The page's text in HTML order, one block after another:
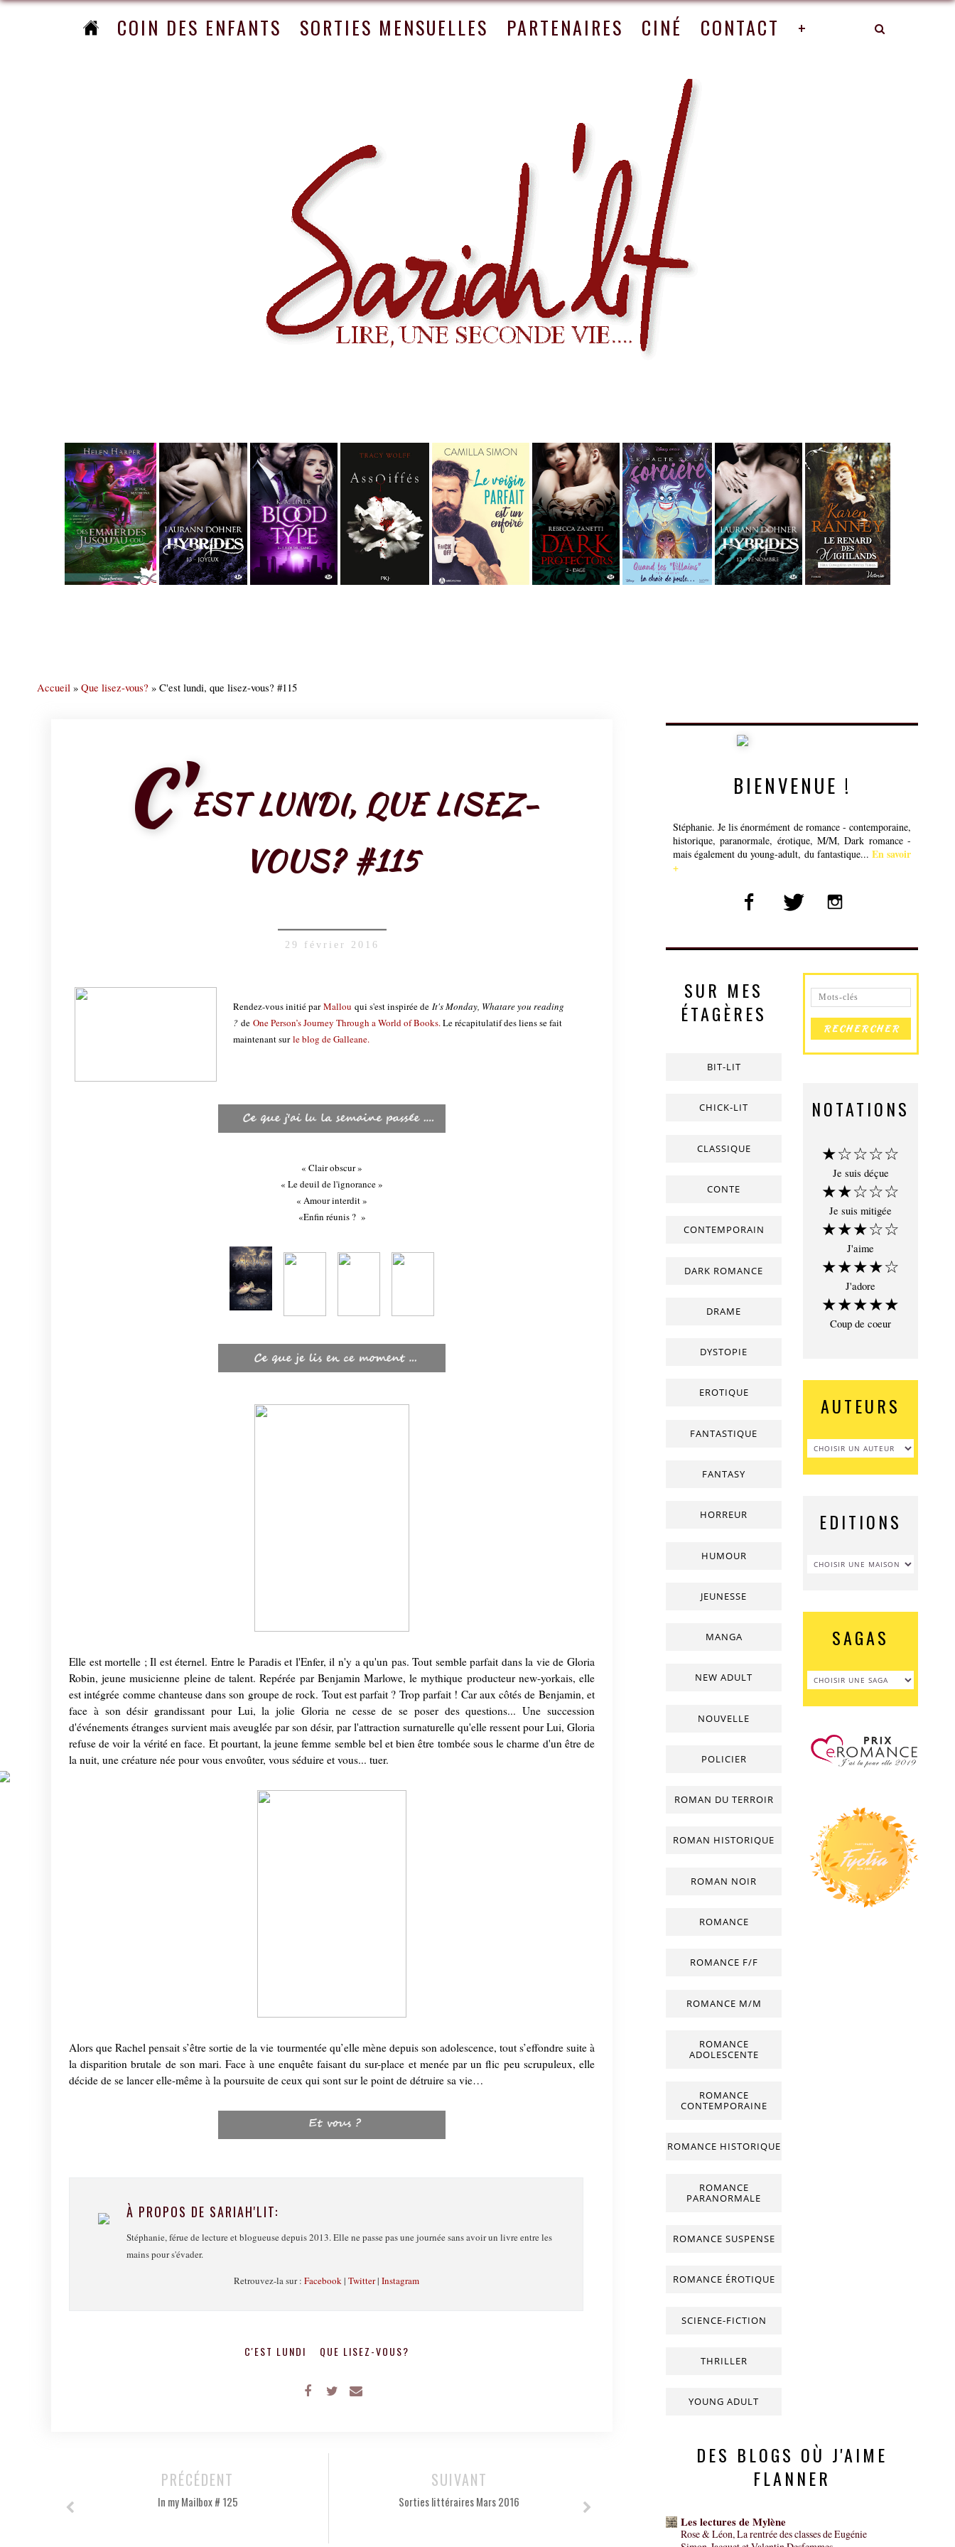
COIN DES ENFANTS SORTIES MENSUELLES PARTENAIRES CINÉ CONTACT +
Accueil » Que lisez-vous? » C'est lundi, que lisez-vous? #115
C' EST LUNDI, QUE LISEZ-
VOUS? #115
29 février 2016
Rendez-vous initié parMallou qui s'est inspirée deIt's Monday, Whatare you reading
? deOne Person’s Journey Through a World of Books.Le récapitulatif des liens se fait
maintenant surle blog de Galleane.
« Clair obscur »
« Le deuil de l'ignorance »
« Amour interdit »
«Enfin réunis ? »
Elle est mortelle ; Il est éternel. Entre le Paradis et l'Enfer, il n'y a qu'un pas. Tout semble parfait dans la vie de Gloria
Robin, jeune musicienne pleine de talent. Repérée par Benjamin Marlowe, le mythique producteur new-yorkais, elle
est intégrée comme chanteuse dans son groupe de rock. Tout est parfait ? Trop parfait ! Car aux côtés de Benjamin, et
face à son désir grandissant pour Lui, la jolie Gloria ne cesse de se poser des questions... Une succession
d'événements étranges survient mais aveuglée par son désir, par l'attraction surnaturelle qu'elle ressent pour Lui, Gloria
refuse de voir la vérité en face. Et pourtant, la jeune femme semble bel et bien être tombée sous le charme d'un être de
la nuit, une créature née pour vous envoûter, vous séduire et vous... tuer.
Alors que Rachel pensait s’être sortie de la vie tourmentée qu’elle mène depuis son adolescence, tout s’effondre suite à
la disparition brutale de son mari. Face à une enquête faisant du sur-place et menée par un flic peu scrupuleux, elle
décide de se lancer elle-même à la poursuite de ceux qui sont sur le point de détruire sa vie…
À PROPOS DE SARIAH'LIT:
Stéphanie, férue de lecture et blogueuse depuis 2013. Elle ne passe pas une journée sans avoir un livre entre les
mains pour s'évader.
Retrouvez-la sur : Facebook| Twitter| Instagram
C'EST LUNDI QUE LISEZ-VOUS?
SUIVANT
Sorties littéraires Mars 2016
PRÉCÉDENT
In my Mailbox # 125
BIENVENUE !
Stéphanie. Je lis énormément de romance - contemporaine,
historique, paranormale, érotique, M/M, Dark romance -
mais également du young-adult, du fantastique... En savoir
+
SUR MES
ÉTAGÈRES
BIT-LIT
CHICK-LIT
CLASSIQUE
CONTE
CONTEMPORAIN
DARK ROMANCE
DRAME
DYSTOPIE
EROTIQUE
FANTASTIQUE
FANTASY
HORREUR
HUMOUR
JEUNESSE
MANGA
NEW ADULT
NOUVELLE
POLICIER
ROMAN DU TERROIR
ROMAN HISTORIQUE
ROMAN NOIR
ROMANCE
ROMANCE F/F
ROMANCE M/M
ROMANCE
ADOLESCENTE
ROMANCE
CONTEMPORAINE
ROMANCE HISTORIQUE
ROMANCE
PARANORMALE
ROMANCE SUSPENSE
ROMANCE ÉROTIQUE
SCIENCE-FICTION
THRILLER
YOUNG ADULT
NOTATIONS
★☆☆☆☆
Je suis déçue
★★☆☆☆
Je suis mitigée
★★★☆☆
J'aime
★★★★☆
J'adore
★★★★★
Coup de coeur
AUTEURS
EDITIONS
SAGAS
DES BLOGS OÙ J'AIME
FLANNER
Les lectures de Mylène
Rose & Léon, La rentrée des classes de Eugénie